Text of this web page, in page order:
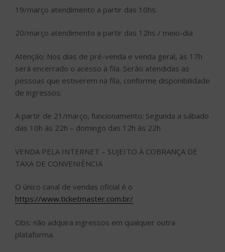
19/março atendimento a partir das 10hs.
20/março atendimento a partir das 12hs / meio-dia
Atenção: Nos dias de pré-venda e venda geral, às 17h
será encerrado o acesso à fila. Serão atendidas as
pessoas que estiverem na fila, conforme disponibilidade
de ingressos.
A partir de 21/março, funcionamento: Segunda a sábado
das 10h às 22h – domingo das 12h às 22h
VENDA PELA INTERNET – SUJEITO À COBRANÇA DE
TAXA DE CONVENIÊNCIA
O único canal de vendas oficial é o
https://www.ticketmaster.com.br/
Obs: não adquira ingressos em qualquer outra
plataforma.